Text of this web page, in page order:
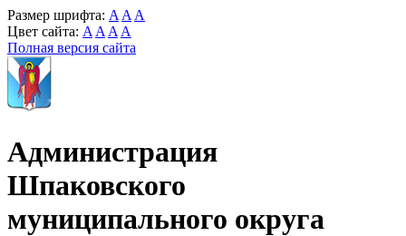
Размер шрифта: A A A
Цвет сайта: A A A A
Полная версия сайта
Администрация
Шпаковского
муниципального округа